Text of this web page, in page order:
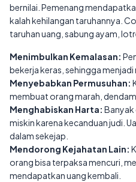
bernilai. Pemenang
kalah kehilangan taruhannya.
taruhan uang, sabung ayam,
Menimbulkan Kemalasan:
bekerja keras, sehingga
Menyebabkan Permusuhan:
membuat orang marah,
Menghabiskan Harta: Banyak
miskin karena kecanduan judi.
dalam sekejap.
Mendorong Kejahatan Lain:
orang bisa terpaksa mencuri,
mendapatkan uang kembali.